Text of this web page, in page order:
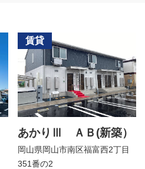
賃貸
あかりⅢ ＡＢ(新築）
岡山県岡山市南区福富西2丁目
351番の2